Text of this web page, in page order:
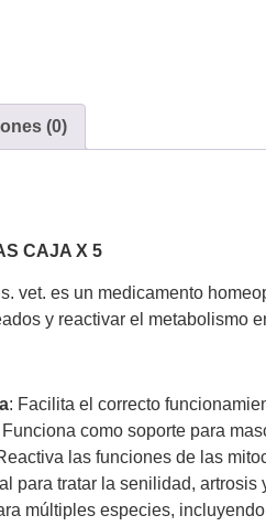
(0)
CAJA X 5
vet. es un medicamento
y reactivar el metabolismo
: Facilita el correcto
Funciona como soporte para
las funciones de las
para tratar la senilidad,
múltiples especies, incluyendo